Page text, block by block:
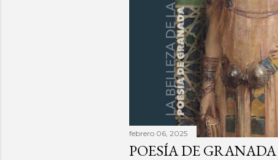
febrero 06, 2025
POESÍA DE GRANADA